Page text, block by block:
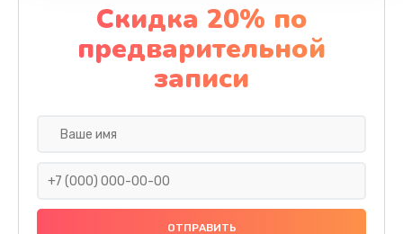
Скидка 20% по
предварительной
записи